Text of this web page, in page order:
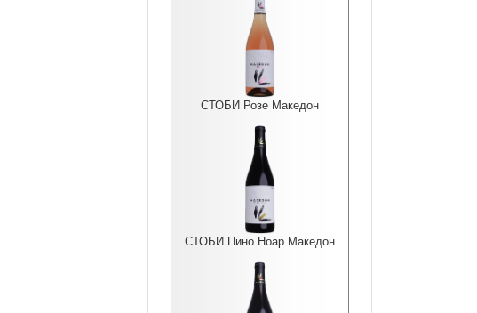
СТОБИ Розе Македон
СТОБИ Пино Ноар Македон